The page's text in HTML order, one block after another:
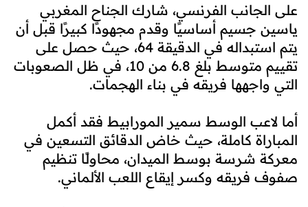
على الجانب الفرنسي، شارك الجناح المغربي
ياسين جسيم أساسيًا وقدم مجهودًا كبيرًا قبل أن
يتم استبداله في الدقيقة 64، حيث حصل على
تقييم متوسط بلغ 6.8 من 10، في ظل الصعوبات
التي واجهها فريقه في بناء الهجمات.
أما لاعب الوسط سمير المورابيط فقد أكمل
المباراة كاملة، حيث خاض الدقائق التسعين في
معركة شرسة بوسط الميدان، محاولًا تنظيم
صفوف فريقه وكسر إيقاع اللعب الألماني.